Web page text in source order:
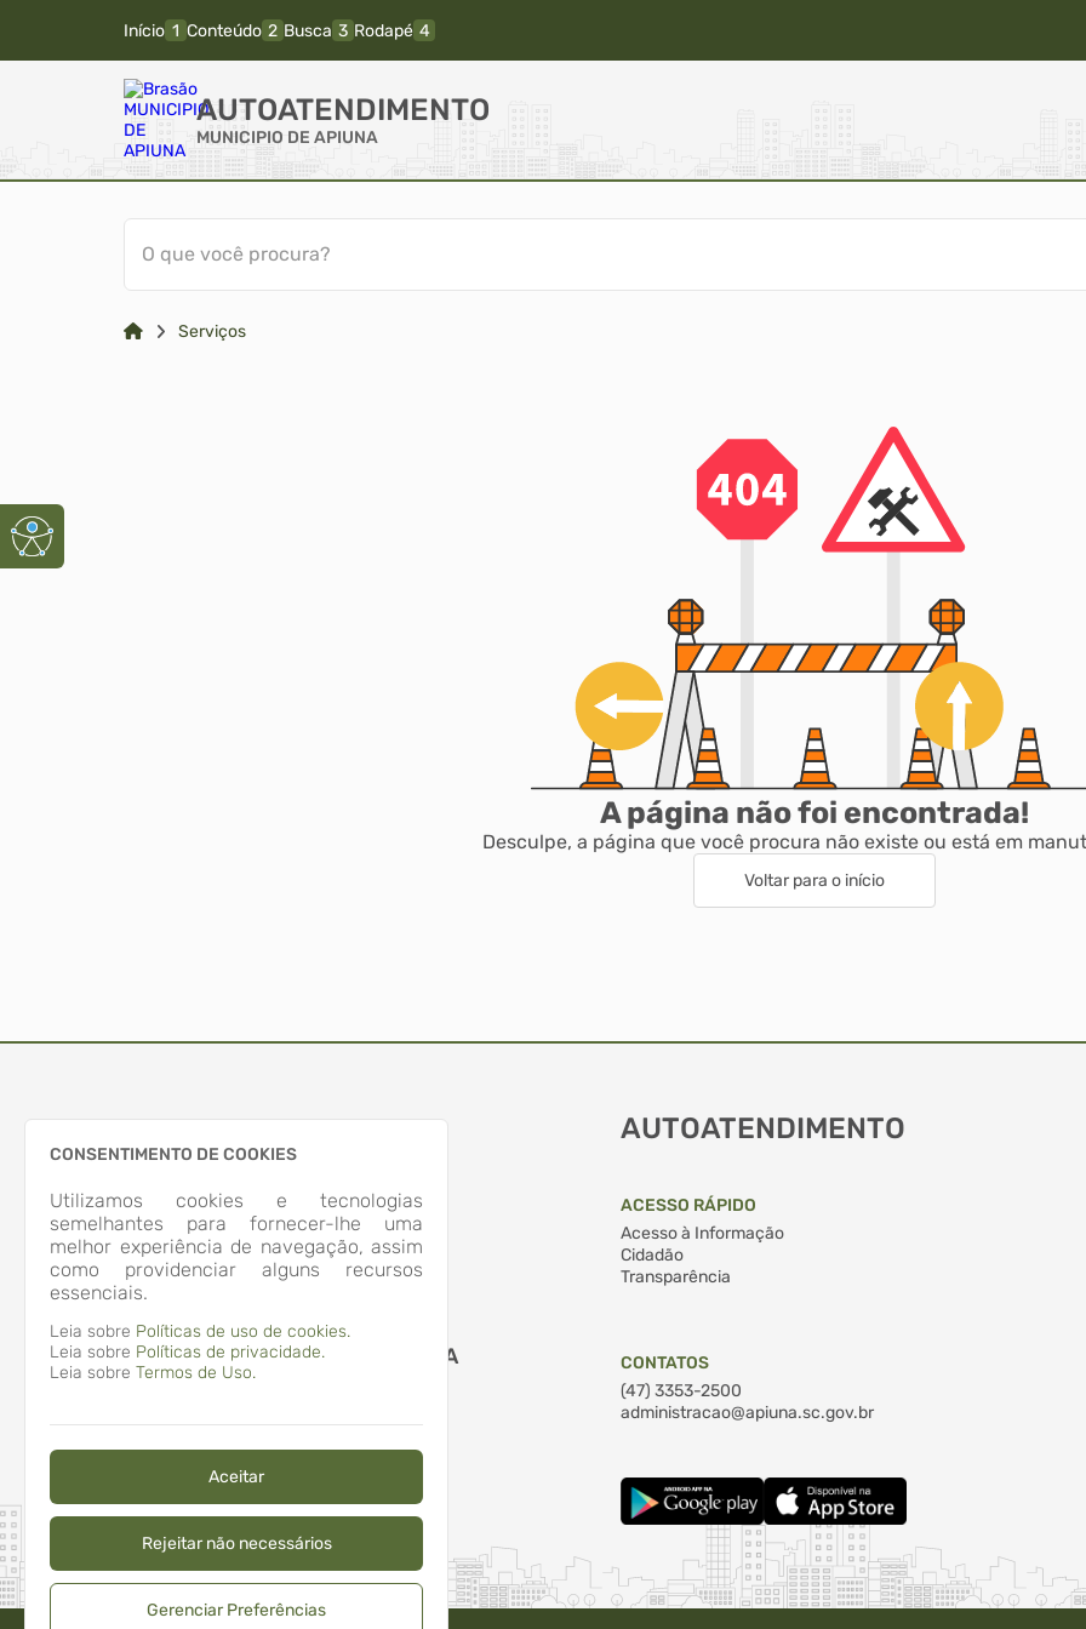
Início Conteúdo Busca Rodapé
AUTOATENDIMENTO
MUNICIPIO DE APIUNA
O que você procura?
Serviços
CONSENTIMENTO DE COOKIES
Utilizamos cookies e tecnologias
semelhantes para fornecer-lhe uma
melhor experiência de navegação, assim
como providenciar alguns recursos
essenciais.
Leia sobre Políticas de uso de cookies.
Leia sobre Políticas de privacidade.
Leia sobre Termos de Uso.
Aceitar
Rejeitar não necessários
Gerenciar Preferências
A página não foi encontrada!
Desculpe, a página que você procura não existe ou está em
Voltar para o início
MUNICIPIO DE APIUNA
AUTOATENDIMENTO
ACESSO RÁPIDO
Acesso à Informação
Cidadão
Transparência
CONTATOS
(47) 3353-2500
administracao@apiuna.sc.gov.br